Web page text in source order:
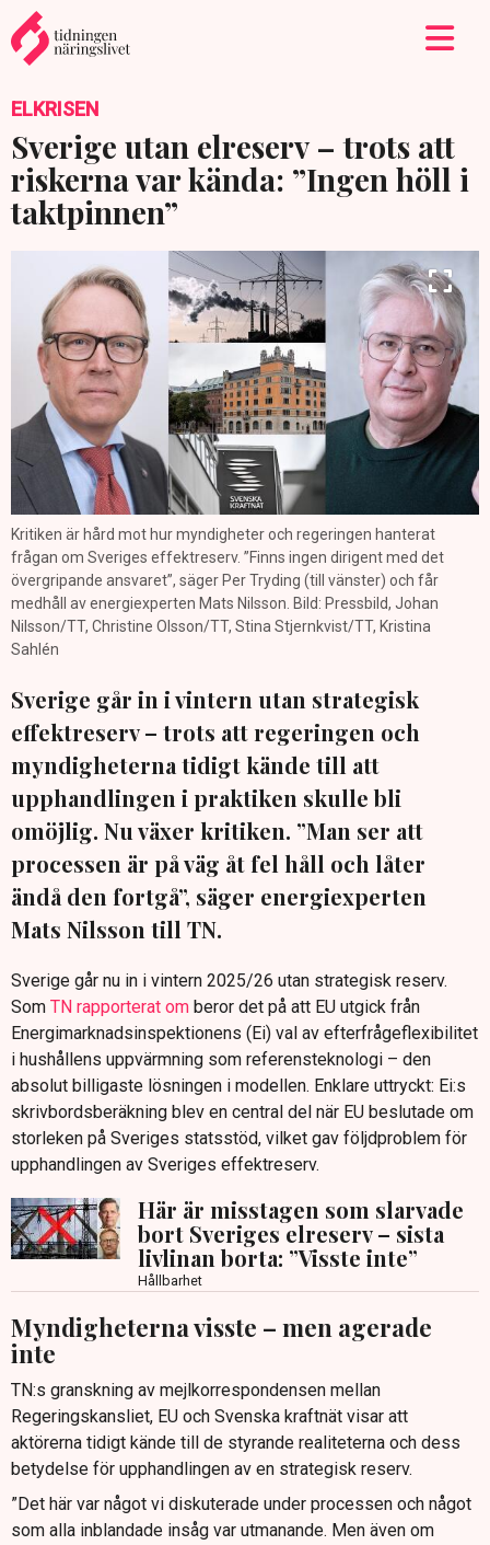
ELKRISEN
Sverige utan elreserv – trots att
riskerna var kända: ”Ingen höll i
taktpinnen”
Kritiken är hård mot hur myndigheter och regeringen hanterat
frågan om Sveriges effektreserv. ”Finns ingen dirigent med det
övergripande ansvaret”, säger Per Tryding (till vänster) och får
medhåll av energiexperten Mats Nilsson. Bild: Pressbild, Johan
Nilsson/TT, Christine Olsson/TT, Stina Stjernkvist/TT, Kristina
Sahlén
Sverige går in i vintern utan strategisk
effektreserv – trots att regeringen och
myndigheterna tidigt kände till att
upphandlingen i praktiken skulle bli
omöjlig. Nu växer kritiken. ”Man ser att
processen är på väg åt fel håll och låter
ändå den fortgå”, säger energiexperten
Mats Nilsson till TN.
Sverige går nu in i vintern 2025/26 utan strategisk reserv.
Som TN rapporterat om beror det på att EU utgick från
Energimarknadsinspektionens (Ei) val av efterfrågeflexibilitet
i hushållens uppvärmning som referensteknologi – den
absolut billigaste lösningen i modellen. Enklare uttryckt: Ei:s
skrivbordsberäkning blev en central del när EU beslutade om
storleken på Sveriges statsstöd, vilket gav följdproblem för
upphandlingen av Sveriges effektreserv.
Här är misstagen som slarvade
bort Sveriges elreserv – sista
livlinan borta: ”Visste inte”
Hållbarhet
Myndigheterna visste – men agerade
inte
TN:s granskning av mejlkorrespondensen mellan
Regeringskansliet, EU och Svenska kraftnät visar att
aktörerna tidigt kände till de styrande realiteterna och dess
betydelse för upphandlingen av en strategisk reserv.
”Det här var något vi diskuterade under processen och något
som alla inblandade insåg var utmanande. Men även om